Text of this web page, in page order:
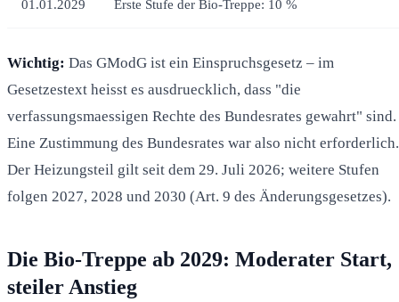
01.01.2029 Erste Stufe der Bio-Treppe: 10 %
Wichtig: Das GModG ist ein Einspruchsgesetz – im
Gesetzestext heisst es ausdruecklich, dass "die
verfassungsmaessigen Rechte des Bundesrates gewahrt" sind.
Eine Zustimmung des Bundesrates war also nicht erforderlich.
Der Heizungsteil gilt seit dem 29. Juli 2026; weitere Stufen
folgen 2027, 2028 und 2030 (Art. 9 des Änderungsgesetzes).
Die Bio-Treppe ab 2029: Moderater Start,
steiler Anstieg